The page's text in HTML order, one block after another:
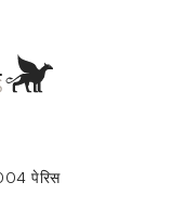
पेरिस